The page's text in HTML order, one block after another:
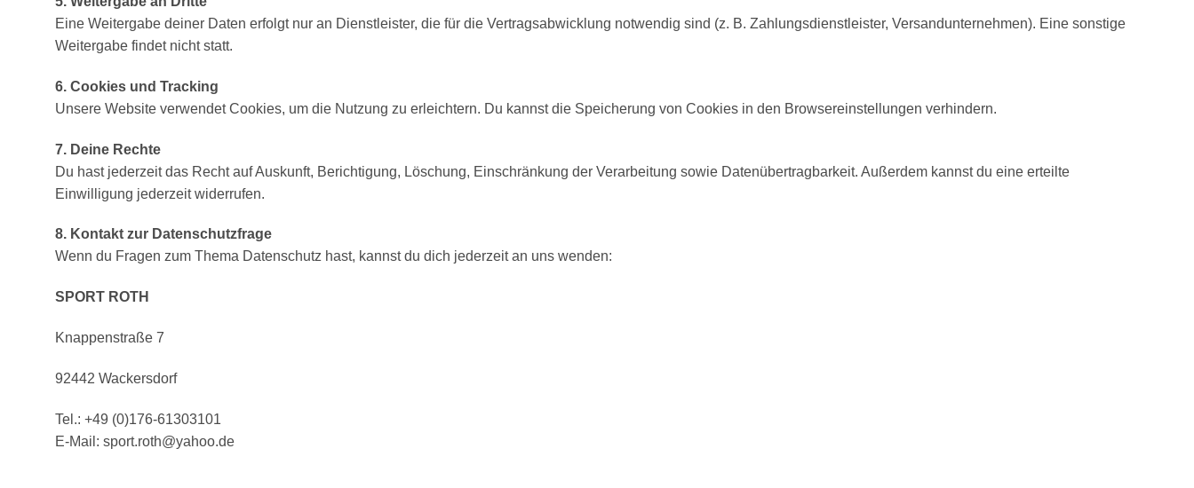
Eine Weitergabe deiner Daten erfolgt nur an Dienstleister, die für die Vertragsabwicklung notwendig sind (z. B. Zahlungsdienstleister, Versandunternehmen). Eine sonstige
Weitergabe findet nicht statt.
6. Cookies und Tracking
Unsere Website verwendet Cookies, um die Nutzung zu erleichtern. Du kannst die Speicherung von Cookies in den Browsereinstellungen verhindern.
7. Deine Rechte
Du hast jederzeit das Recht auf Auskunft, Berichtigung, Löschung, Einschränkung der Verarbeitung sowie Datenübertragbarkeit. Außerdem kannst du eine erteilte
Einwilligung jederzeit widerrufen.
8. Kontakt zur Datenschutzfrage
Wenn du Fragen zum Thema Datenschutz hast, kannst du dich jederzeit an uns wenden:
SPORT ROTH
Knappenstraße 7
92442 Wackersdorf
Tel.: +49 (0)176-61303101
E-Mail: sport.roth@yahoo.de